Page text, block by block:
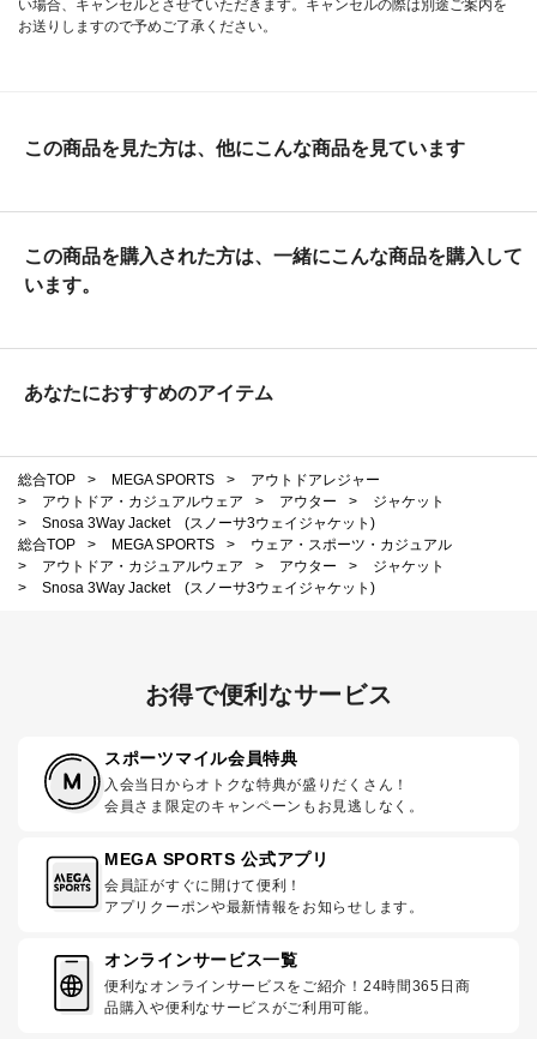
い場合、キャンセルとさせていただきます。キャンセルの際は別途ご案内を
お送りしますので予めご了承ください。
この商品を見た方は、他にこんな商品を見ています
この商品を購入された方は、一緒にこんな商品を購入して
います。
あなたにおすすめのアイテム
総合TOP > MEGA SPORTS >
アウトドアレジャー
>
アウトドア・カジュアルウェア > アウター >
ジャケット
>
Snosa 3Way Jacket (スノーサ3ウェイジャケット)
総合TOP
> MEGA SPORTS >
ウェア・スポーツ・カジュアル
>
アウトドア・カジュアルウェア > アウター >
ジャケット
>
Snosa 3Way Jacket (スノーサ3ウェイジャケット)
お得で便利なサービス
スポーツマイル会員特典
入会当日からオトクな特典が盛りだくさん！
会員さま限定のキャンペーンもお見逃しなく。
MEGA SPORTS 公式アプリ
会員証がすぐに開けて便利！
アプリクーポンや最新情報をお知らせします。
オンラインサービス一覧
便利なオンラインサービスをご紹介！24時間365日商
品購入や便利なサービスがご利用可能。